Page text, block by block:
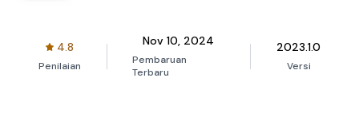
4.8
Penilaian
Nov 10, 2024
Pembaruan
Terbaru
2023.1.0
Versi